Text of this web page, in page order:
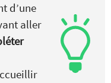
d’une
aller